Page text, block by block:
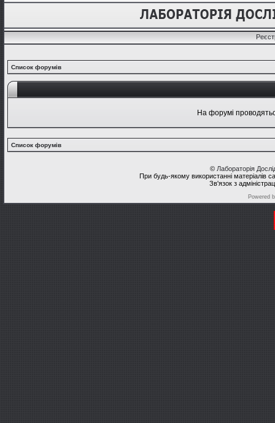
Список форумів
На форумі
Список форумів
© Лабораторія
При будь-якому використанні матеріалів
Зв'язок з
Powered